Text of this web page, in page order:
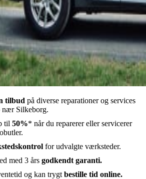
tilbud på diverse reparationer og services
Silkeborg.
til 50%* når du reparerer eller servicerer
for udvalgte værksteder.
med 3 års godkendt garanti.
og kan trygt bestille tid online.